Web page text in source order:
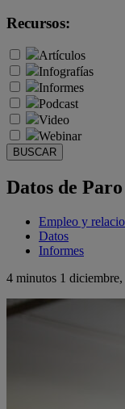
Recursos:
Artículos
Infografías
Informes
Podcast
Video
Webinar
BUSCAR
Datos de
Empleo y
Datos
Informes
4 minutos 1 diciembre,